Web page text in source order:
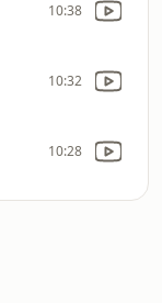
10:38
10:32
10:28